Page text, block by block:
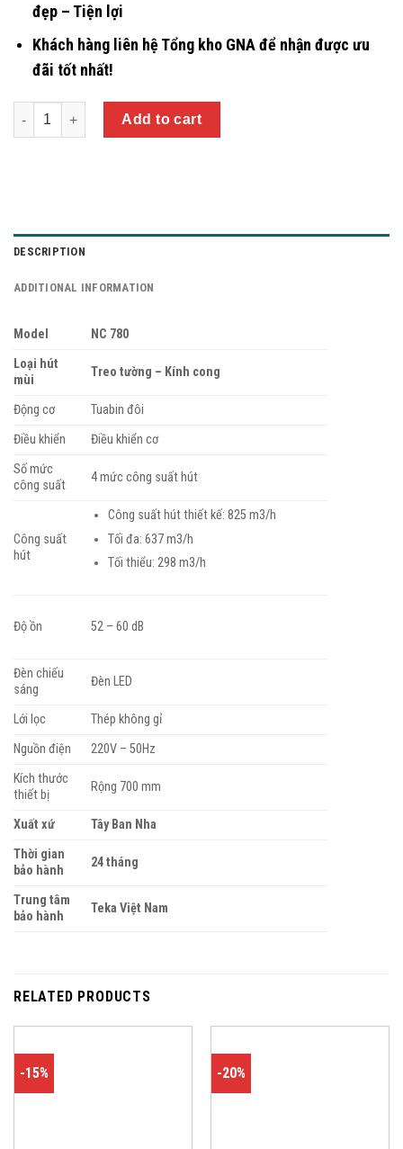
đẹp – Tiện lợi
Khách hàng liên hệ Tổng kho GNA để nhận được ưu
đãi tốt nhất!
Quantity
Add to cart
DESCRIPTION
ADDITIONAL INFORMATION
Model
NC 780
Loại hút
mùi
Treo tường – Kính cong
Động cơ
Tuabin đôi
Điều khiển
Điều khiển cơ
Số mức
công suất
4 mức công suất hút
Công suất
hút
Công suất hút thiết kế: 825 m3/h
Tối đa: 637 m3/h
Tối thiểu: 298 m3/h
Độ ồn 52 – 60 dB
Đèn chiếu
sáng
Đèn LED
Lới lọc
Thép không gỉ
Nguồn điện
220V – 50Hz
Kích thước
thiết bị
Rộng 700 mm
Xuất xứ
Tây Ban Nha
Thời gian
bảo hành
24 tháng
Trung tâm
bảo hành
Teka Việt Nam
RELATED PRODUCTS
-15% -20%